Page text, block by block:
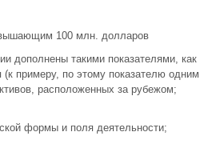
100 млн. долларов
дополнены такими показателями, как
примеру, по этому показателю одним
расположенных за рубежом;
формы и поля деятельности;